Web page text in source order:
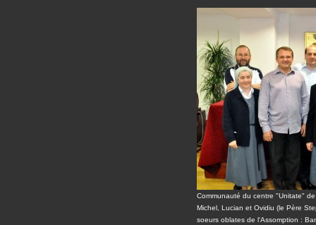
Communauté du centre "Unitate"
Michel, Lucian et Ovidiu (le Père
soeurs oblates de l'Assomption :